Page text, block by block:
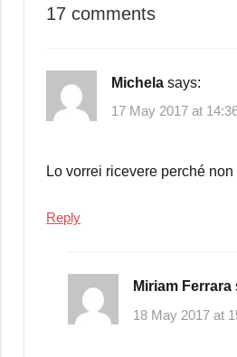
17 comments
Michela says:
17 May 2017 at
Lo vorrei ricevere perché
Reply
Miriam Ferrara
18 May 2017 at